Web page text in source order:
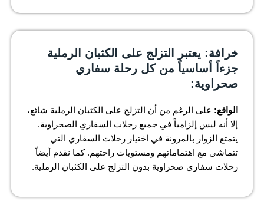
خرافة: يعتبر التزلج على الكثبان الرملية
جزءاً أساسياً من كل رحلة سفاري
صحراوية:
الواقع: على الرغم من أن التزلج على الكثبان الرملية شائع،
إلا أنه ليس إلزامياً في جميع رحلات السفاري الصحراوية.
يتمتع الزوار بالمرونة في اختيار رحلات السفاري التي
تتماشى مع اهتماماتهم ومستويات راحتهم. كما نقدم أيضاً
رحلات سفاري صحراوية بدون التزلج على الكثبان الرملية.